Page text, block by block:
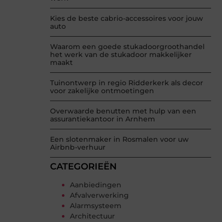
Kies de beste cabrio-accessoires voor jouw
auto
Waarom een goede stukadoorgroothandel
het werk van de stukadoor makkelijker
maakt
Tuinontwerp in regio Ridderkerk als decor
voor zakelijke ontmoetingen
Overwaarde benutten met hulp van een
assurantiekantoor in Arnhem
Een slotenmaker in Rosmalen voor uw
Airbnb-verhuur
CATEGORIEËN
Aanbiedingen
Afvalverwerking
Alarmsysteem
Architectuur